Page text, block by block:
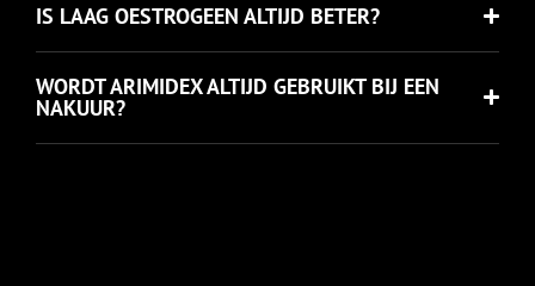
IS LAAG OESTROGEEN ALTIJD BETER?
WORDT ARIMIDEX ALTIJD GEBRUIKT BIJ EEN
NAKUUR?